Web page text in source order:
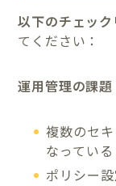
以下のチェッ
てください：
運用管理の課題
複数のセ
なっている
ポリシー